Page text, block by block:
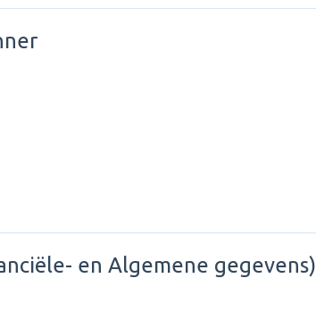
en Algemene gegevens)